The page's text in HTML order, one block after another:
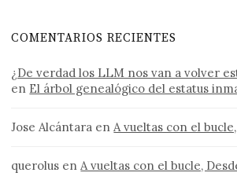
COMENTARIOS RECIENTES
¿De verdad los LLM nos van a volver
en El árbol genealógico del estatus
Jose Alcántara enA vueltas con el
querolus enA vueltas con el bucle,